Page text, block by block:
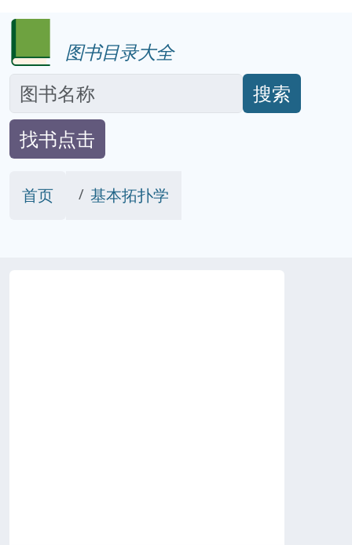
图书目录大全
搜索
找书点击
首页 基本拓扑学